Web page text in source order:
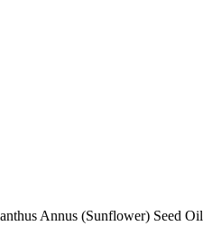
Annus (Sunflower) Seed Oil